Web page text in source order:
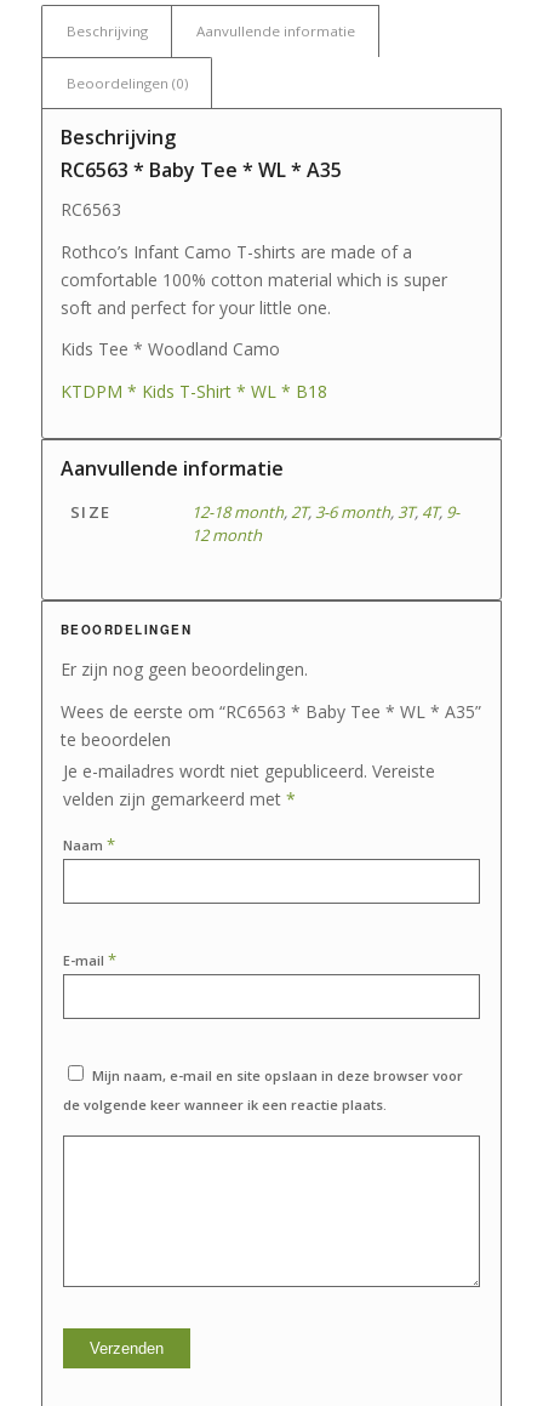
Beschrijving Aanvullende informatie
Beoordelingen (0)
Beschrijving
RC6563 * Baby Tee * WL * A35
RC6563
Rothco’s Infant Camo T-shirts are made of a
comfortable 100% cotton material which is super
soft and perfect for your little one.
Kids Tee * Woodland Camo
KTDPM * Kids T-Shirt * WL * B18
Aanvullende informatie
SIZE 12-18 month,2T,3-6 month,3T, 4T, 9-
12 month
BEOORDELINGEN
Er zijn nog geen beoordelingen.
Wees de eerste om “RC6563 * Baby Tee * WL * A35”
te beoordelen
Je e-mailadres wordt niet gepubliceerd. Vereiste
velden zijn gemarkeerd met *
Naam *
E-mail *
Mijn naam, e-mail en site opslaan in deze browser voor
de volgende keer wanneer ik een reactie plaats.